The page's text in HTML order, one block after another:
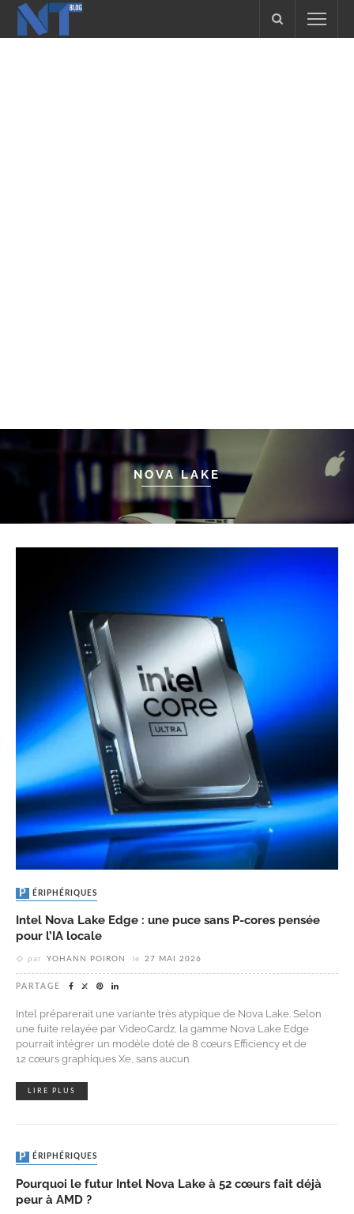
NOVA LAKE
PÉRIPHÉRIQUES
Intel Nova Lake Edge : une puce sans P-cores pensée
pour l’IA locale
par YOHANN POIRON le 27 MAI 2026
PARTAGE
Intel préparerait une variante très atypique de Nova Lake. Selon
une fuite relayée par VideoCardz, la gamme Nova Lake Edge
pourrait intégrer un modèle doté de 8 cœurs Efficiency et de
12 cœurs graphiques Xe, sans aucun
LIRE PLUS
PÉRIPHÉRIQUES
Pourquoi le futur Intel Nova Lake à 52 cœurs fait déjà
peur à AMD ?